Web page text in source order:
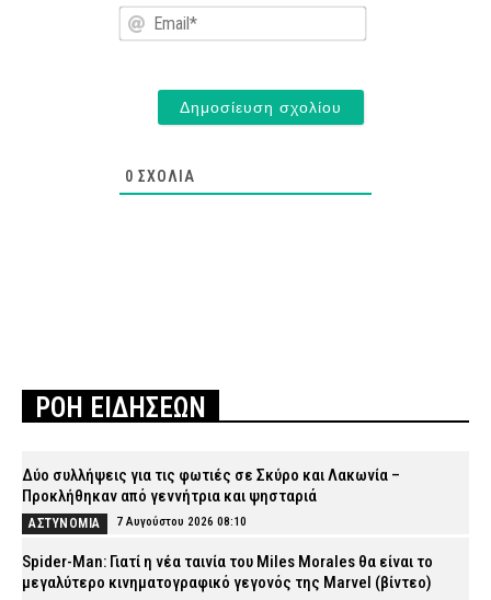
Email*
0 ΣΧΌΛΙΑ
ΡΟΗ ΕΙΔΗΣΕΩΝ
Δύο συλλήψεις για τις φωτιές σε Σκύρο και Λακωνία –
Προκλήθηκαν από γεννήτρια και ψησταριά
ΑΣΤΥΝΟΜΙΑ 7 Αυγούστου 2026 08:10
Spider-Man: Γιατί η νέα ταινία του Miles Morales θα είναι το
μεγαλύτερο κινηματογραφικό γεγονός της Marvel (βίντεο)